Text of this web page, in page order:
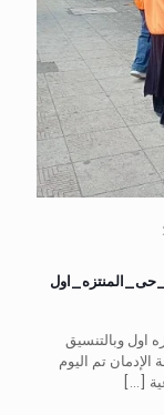
اول وبالتنسيق
تم اليوم
[…]